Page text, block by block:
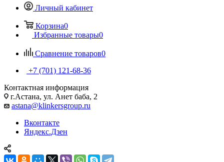
Личный кабинет
Корзина0
Избранные товары0
Сравнение товаров0
+7 (701) 121-68-36
Контактная информация
г.Астана, ул. Анет баба, 2
astana@klinkersgroup.ru
Вконтакте
Яндекс.Дзен